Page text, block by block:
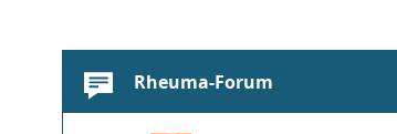
Rheuma-Forum